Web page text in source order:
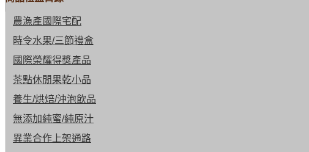
農漁產國際宅配
時令水果/三節禮盒
國際榮耀得獎產品
茶點休閒果乾小品
養生/烘焙/沖泡飲品
無添加純蜜/純原汁
異業合作上架通路